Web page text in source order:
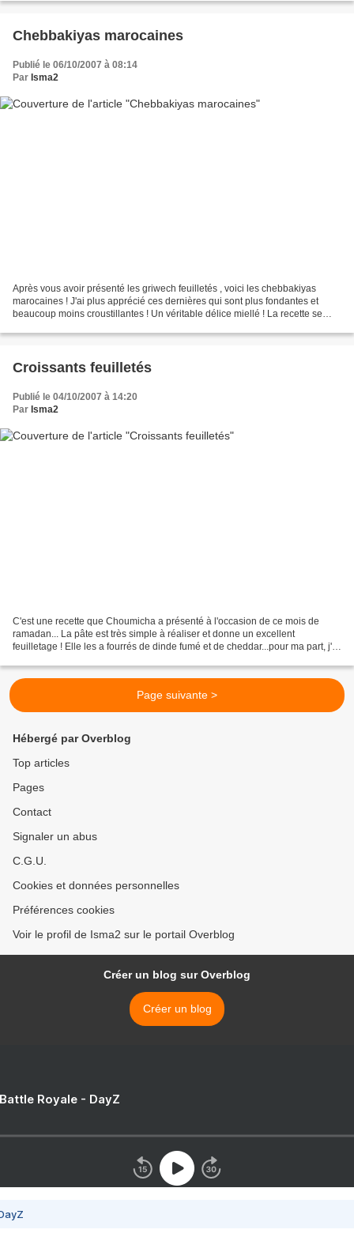
Chebbakiyas marocaines
Publié le 06/10/2007 à 08:14
Par Isma2
Après vous avoir présenté les griwech feuilletés , voici les chebbakiyas
marocaines ! J'ai plus apprécié ces dernières qui sont plus fondantes et
beaucoup moins croustillantes ! Un véritable délice miellé ! La recette se
Croissants feuilletés
Publié le 04/10/2007 à 14:20
Par Isma2
C'est une recette que Choumicha a présenté à l'occasion de ce mois de
ramadan... La pâte est très simple à réaliser et donne un excellent
feuilletage ! Elle les a fourrés de dinde fumé et de cheddar...pour ma part, j'ai
Page suivante >
Hébergé par Overblog
Top articles
Pages
Contact
Signaler un abus
C.G.U.
Cookies et données personnelles
Préférences cookies
Voir le profil de Isma2 sur le portail Overblog
Créer un blog sur Overblog
Créer un blog
Royale - DayZ